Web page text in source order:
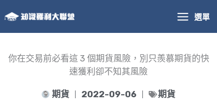
至
主
選單
你在交易前必看這 3 個期貨風險，別只羨慕期貨的快
速獲利卻不知其風險
期貨 2022-09-06 期貨